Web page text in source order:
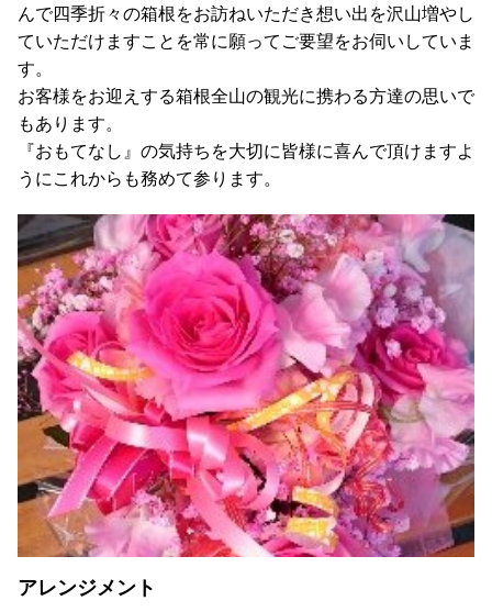
んで四季折々の箱根をお訪ねいただき想い出を沢山増やし
ていただけますことを常に願ってご要望をお伺いしていま
す。
お客様をお迎えする箱根全山の観光に携わる方達の思いで
もあります。
『おもてなし』の気持ちを大切に皆様に喜んで頂けますよ
うにこれからも務めて参ります。
アレンジメント